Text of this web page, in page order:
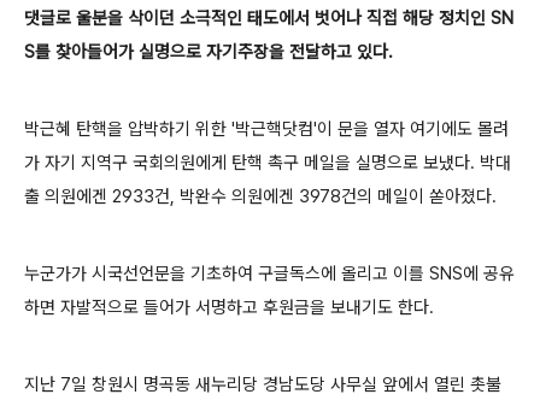
댓글로 울분을 삭이던 소극적인 태도에서 벗어나 직접 해당 정치인 SN
S를 찾아들어가 실명으로 자기주장을 전달하고 있다.
박근혜 탄핵을 압박하기 위한 '박근핵닷컴'이 문을 열자 여기에도 몰려
가 자기 지역구 국회의원에게 탄핵 촉구 메일을 실명으로 보냈다. 박대
출 의원에겐 2933건, 박완수 의원에겐 3978건의 메일이 쏟아졌다.
누군가가 시국선언문을 기초하여 구글독스에 올리고 이를 SNS에 공유
하면 자발적으로 들어가 서명하고 후원금을 보내기도 한다.
지난 7일 창원시 명곡동 새누리당 경남도당 사무실 앞에서 열린 촛불